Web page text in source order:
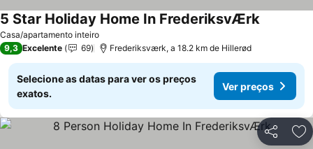
Casa/apartamento inteiro
5 Star Holiday Home In FrederiksvÆrk
9,3 Excelente 69 Frederiksværk, a 18.2 km de Hillerød
Selecione as datas para ver os preços
exatos.
Ver preços
Partilhar